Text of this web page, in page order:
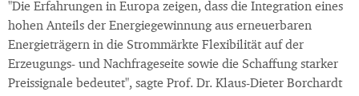
"Die Erfahrungen in Europa zeigen, dass die Integration eines
hohen Anteils der Energiegewinnung aus erneuerbaren
Energieträgern in die Strommärkte Flexibilität auf der
Erzeugungs- und Nachfrageseite sowie die Schaffung starker
Preissignale bedeutet", sagte Prof. Dr. Klaus-Dieter Borchardt